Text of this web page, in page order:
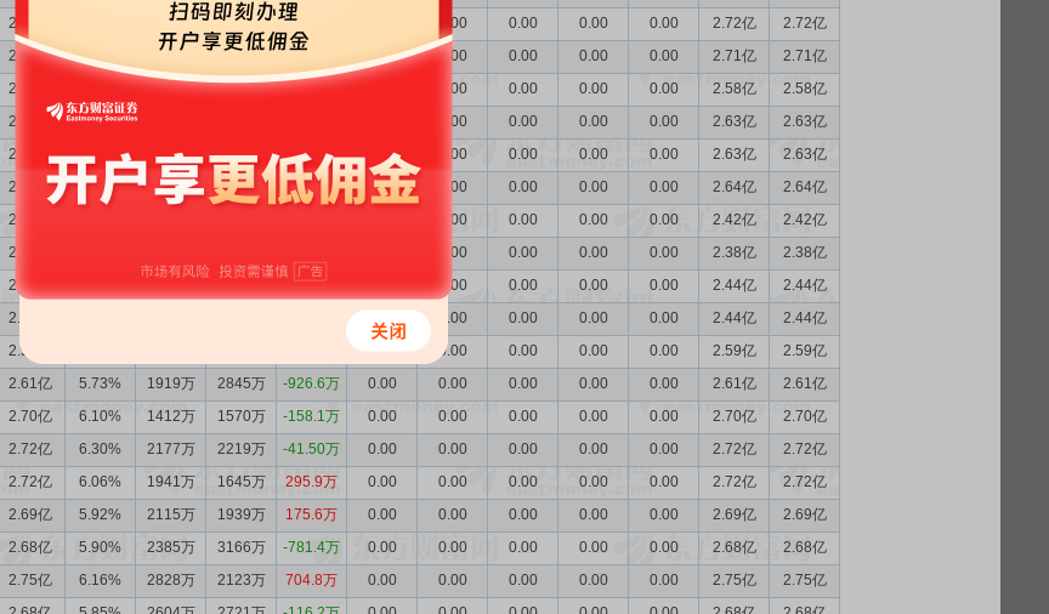
2.72亿 2755万 2609万 146.5万 0.00 0.00 0.00 0.00 2.72亿
2.72亿
2.71亿 5.55% 3646万 2388万 1258万 0.00 0.00 0.00 0.00 0.00 2.71亿
2.71亿
2.58亿 4001万 4475万 -474.1万 0.00 0.00 0.00 0.00 2.58亿
2.58亿
2.63亿 5.04% 0.00 0.00 0.00 0.00 2.63亿
2.63亿
2.63亿 5.62% 4407万 4465万 -58.20万 0.00 0.00 0.00 0.00 0.00 2.63亿
2.63亿
2.64亿 5.35% 5651万 3533万 2117万 0.00 0.00 0.00 0.00 0.00 2.64亿
2.64亿
2.42亿 0.00 0.00 0.00 0.00 2.42亿
2.42亿
2.38亿 0.00 0.00 0.00 0.00 2.38亿
2.38亿
2.44亿 40.49万 0.00 0.00 0.00 0.00 2.44亿
2.44亿
2.44亿 0.00 0.00 0.00 0.00 0.00 2.44亿
2.44亿
2.59亿 0.00 0.00 0.00 0.00 0.00 2.59亿
2.59亿
2.61亿 5.73% 1919万 2845万 -926.6万 0.00 0.00 0.00 0.00 0.00 2.61亿
2.61亿
2.70亿 6.10% 1412万 1570万 -158.1万 0.00 0.00 0.00 0.00 0.00 2.70亿
2.70亿
2.72亿 6.30% 2177万 2219万 -41.50万 0.00 0.00 0.00 0.00 0.00 2.72亿
2.72亿
2.72亿 6.06% 1941万 1645万 295.9万 0.00 0.00 0.00 0.00 0.00 2.72亿
2.72亿
2.69亿 5.92% 2115万 1939万 175.6万 0.00 0.00 0.00 0.00 0.00 2.69亿
2.69亿
2.68亿 5.90% 2385万 3166万 -781.4万 0.00 0.00 0.00 0.00 0.00 2.68亿
2.68亿
2.75亿 6.16% 2828万 2123万 704.8万 0.00 0.00 0.00 0.00 0.00 2.75亿
2.75亿